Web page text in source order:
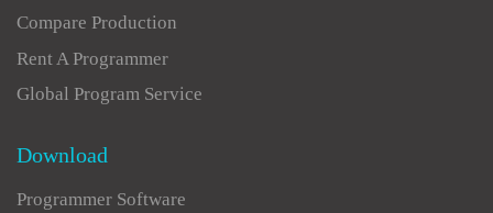
Compare Production
Rent A Programmer
Global Program Service
Download
Programmer Software